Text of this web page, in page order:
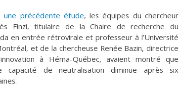
une précédente étude, les équipes du chercheur
Finzi, titulaire de la Chaire de recherche du
en entrée rétrovirale et professeur à l’Université
et de la chercheuse Renée Bazin, directrice
à Héma-Québec, avaient montré que
capacité de neutralisation diminue après six